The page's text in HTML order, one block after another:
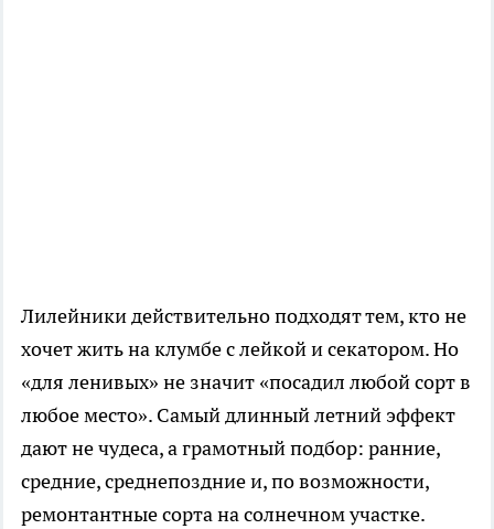
Лилейники действительно подходят тем, кто не
хочет жить на клумбе с лейкой и секатором. Но
«для ленивых» не значит «посадил любой сорт в
любое место». Самый длинный летний эффект
дают не чудеса, а грамотный подбор: ранние,
средние, среднепоздние и, по возможности,
ремонтантные сорта на солнечном участке.